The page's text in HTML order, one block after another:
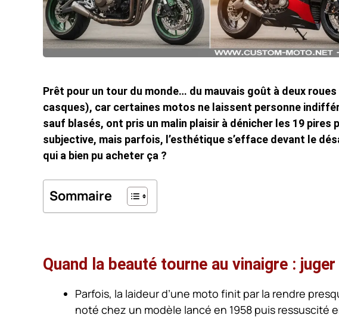
Prêt pour un tour du monde… du mauvais goût à deux
casques), car certaines motos ne laissent personne
sauf blasés, ont pris un malin plaisir à dénicher les 19 pires
subjective, mais parfois, l’esthétique s’efface devant le
qui a bien pu acheter ça ?
Sommaire
Quand la beauté tourne au vinaigre :
Parfois, la laideur d’une moto finit par la rendre
noté chez un modèle lancé en 1958 puis ressuscité